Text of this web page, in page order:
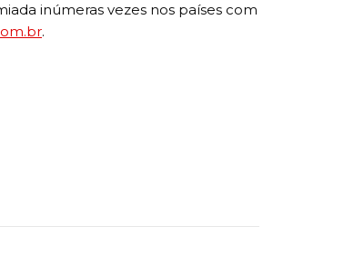
inúmeras vezes nos países com
.